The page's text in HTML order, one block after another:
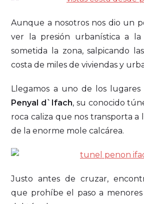
Aunque a nosotros nos dio un
ver la presión urbanística a
sometida la zona, salpicando
costa de miles de viviendas y
Llegamos a uno de los lugares
Penyal d`Ifach, su conocido
roca caliza que nos transporta a
de la enorme mole calcárea.
Justo antes de cruzar,
que prohíbe el paso a